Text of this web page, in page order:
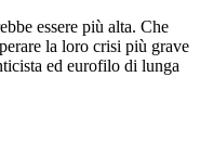
essere più alta. Che
la loro crisi più grave
ed eurofilo di lunga